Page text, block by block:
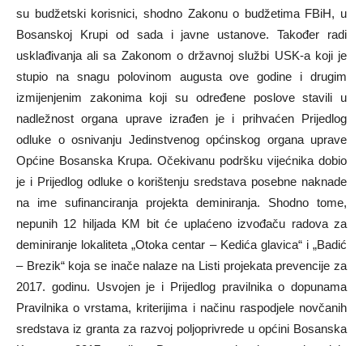
su budžetski korisnici, shodno Zakonu o budžetima FBiH, u
Bosanskoj Krupi od sada i javne ustanove. Također radi
usklađivanja ali sa Zakonom o državnoj službi USK-a koji je
stupio na snagu polovinom augusta ove godine i drugim
izmijenjenim zakonima koji su određene poslove stavili u
nadležnost organa uprave izrađen je i prihvaćen Prijedlog
odluke o osnivanju Jedinstvenog općinskog organa uprave
Općine Bosanska Krupa. Očekivanu podršku vijećnika dobio
je i Prijedlog odluke o korištenju sredstava posebne naknade
na ime sufinanciranja projekta deminiranja. Shodno tome,
nepunih 12 hiljada KM bit će uplaćeno izvođaču radova za
deminiranje lokaliteta „Otoka centar – Kedića glavica“ i „Badić
– Brezik“ koja se inače nalaze na Listi projekata prevencije za
2017. godinu. Usvojen je i Prijedlog pravilnika o dopunama
Pravilnika o vrstama, kriterijima i načinu raspodjele novčanih
sredstava iz granta za razvoj poljoprivrede u općini Bosanska